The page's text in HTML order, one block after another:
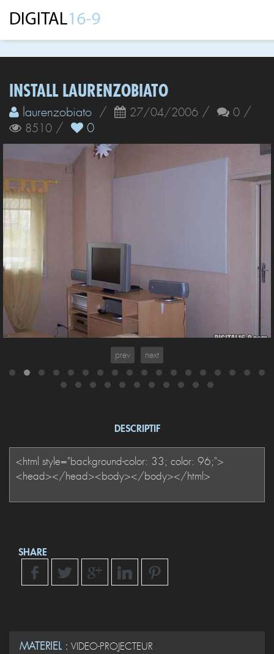
INSTALL LAURENZOBIATO
laurenzobiato / 27/04/2006 / 0 /
8510 / 0
écran DIY de 2 m de base (peut pas faire mieux!) car je n'ai pas
beaucoup de recul.
prev next
DESCRIPTIF
SHARE